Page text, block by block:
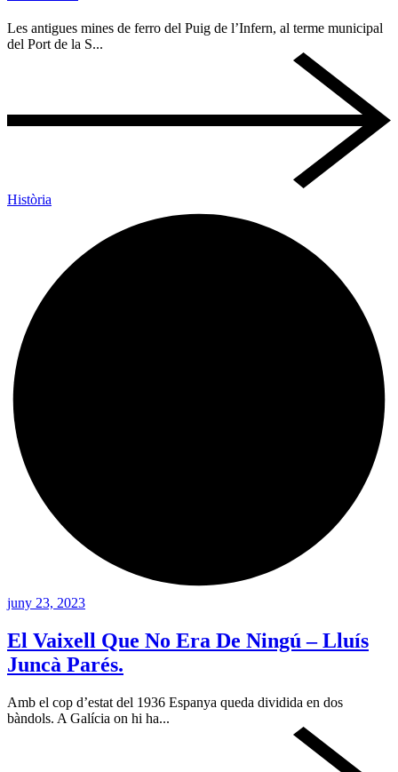
Les antigues mines de ferro del Puig de l’Infern, al terme municipal
del Port de la S...
Història
juny 23, 2023
El Vaixell Que No Era De Ningú – Lluís
Juncà Parés.
Amb el cop d’estat del 1936 Espanya queda dividida en dos
bàndols. A Galícia on hi ha...